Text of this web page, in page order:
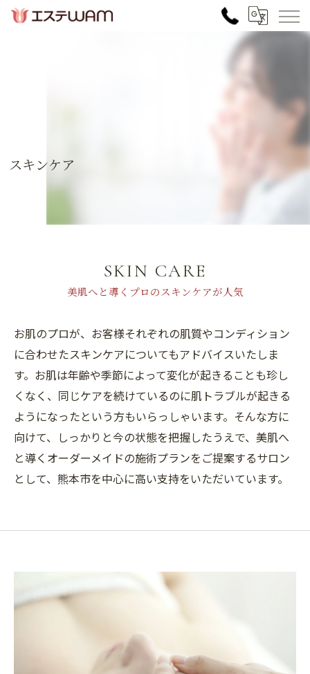
スキンケア
美肌へと導くプロのスキンケアが人気
SKIN CARE
お肌のプロが、お客様それぞれの肌質やコンディション
に合わせたスキンケアについてもアドバイスいたしま
す。お肌は年齢や季節によって変化が起きることも珍し
くなく、同じケアを続けているのに肌トラブルが起きる
ようになったという方もいらっしゃいます。そんな方に
向けて、しっかりと今の状態を把握したうえで、美肌へ
と導くオーダーメイドの施術プランをご提案するサロン
として、熊本市を中心に高い支持をいただいています。